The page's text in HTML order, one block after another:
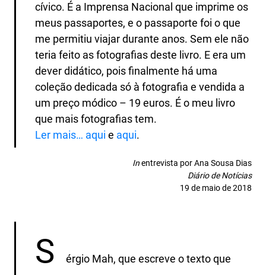
cívico. É a Imprensa Nacional que imprime os
meus passaportes, e o passaporte foi o que
me permitiu viajar durante anos. Sem ele não
teria feito as fotografias deste livro. E era um
dever didático, pois finalmente há uma
coleção dedicada só à fotografia e vendida a
um preço módico – 19 euros. É o meu livro
que mais fotografias tem.
Ler mais… aqui e aqui.
Inentrevista por Ana Sousa Dias
Diário de Notícias
19 de maio de 2018
S érgio Mah, que escreve o texto que